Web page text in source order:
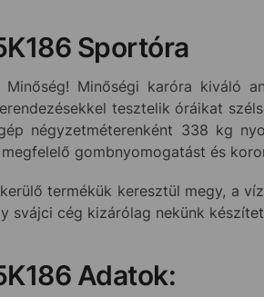
Sportóra
Minőség! Minőségi karóra kiváló
tesztelik óráikat
négyzetméterenként 338 kg
gombnyomogatást és
termékük keresztül megy, a
cég kizárólag nekünk
Adatok: